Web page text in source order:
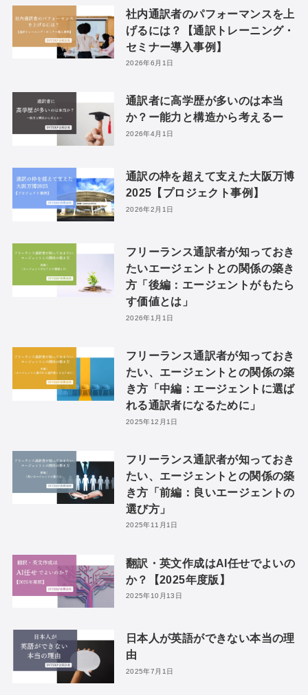
社内通訳者のパフォーマンスを上
げるには？【通訳トレーニング・
セミナー導入事例】
2026年6月1日
通訳者に高学歴が多いのは本当
か？ー能力と構造から考えるー
2026年4月1日
通訳の枠を超えて支えた大阪万博
2025【プロジェクト事例】
2026年2月1日
フリーランス通訳者が知っておき
たいエージェントとの関係の築き
方「後編：エージェントがもたら
す価値とは」
2026年1月1日
フリーランス通訳者が知っておき
たい、エージェントとの関係の築
き方「中編：エージェントに選ば
れる通訳者になるために」
2025年12月1日
フリーランス通訳者が知っておき
たい、エージェントとの関係の築
き方「前編：良いエージェントの
選び方」
2025年11月1日
翻訳・英文作成はAI任せでよいの
か？【2025年度版】
2025年10月13日
日本人が英語ができない本当の理
由
2025年7月1日